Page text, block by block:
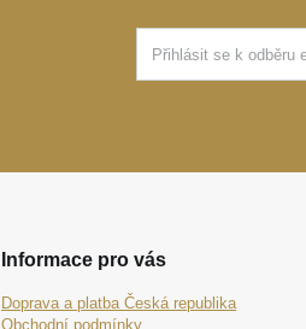
Informace pro vás
Doprava a platba Česká republika
Obchodní podmínky